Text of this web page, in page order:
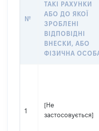
№
ТАКІ РАХУНКИ
АБО ДО ЯКОЇ
ЗРОБЛЕНІ
ВІДПОВІДНІ
ВНЕСКИ, АБО
ФІЗИЧНА
1
[Не
застосовується]